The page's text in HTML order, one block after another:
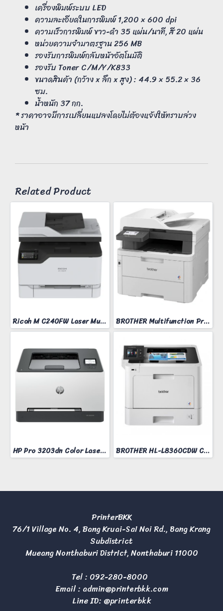
เครื่องพิมพ์ระบบ LED
ความละเอียดในการพิมพ์ 1,200 × 600 dpi
ความเร็วการพิมพ์ ขาว-ดำ 35 แผ่น/นาที, สี 20 แผ่น
หน่วยความจำมาตรฐาน 256 MB
รองรับการพิมพ์กลับหน้าอัตโนมัติ
รองรับ Toner C/M/Y/K833
ขนาดสินค้า (กว้าง x ลึก x สูง) : 44.9 × 55.2 × 36
ซม.
น้ำหนัก 37 กก.
* ราคาอาจมีการเปลี่ยนแปลงโดยไม่ต้องแจ้งให้ทราบล่วง
หน้า
Related Product
Ricoh M C240FW Laser Multifunction Printer BROTHER Multifunction Printer Model MFC-L3760CDW
HP Pro 3203dn Color Laser Printer BROTHER HL-L8360CDW COLOR LASER PRINTER
PrinterBKK
76/1 Village No. 4, Bang Kruai-Sai Noi Rd., Bang Krang
Subdistrict
Mueang Nonthaburi District, Nonthaburi 11000
Tel : 092-280-8000
Email : admin@printerbkk.com
Line ID: @printerbkk